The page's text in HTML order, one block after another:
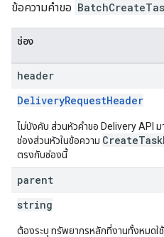
ข้อความคำขอ
ช่อง
header
DeliveryRequestHeader
ไม่บังคับ ส่วนหัวคำขอ Delivery API
ช่องส่วนหัวในข้อความ
ตรงกับช่องนี้
parent
string
ต้องระบุ ทรัพยากรหลักที่งานทั้งหมดใ